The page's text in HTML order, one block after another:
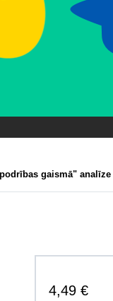
gaismā" analīze
4,49 €